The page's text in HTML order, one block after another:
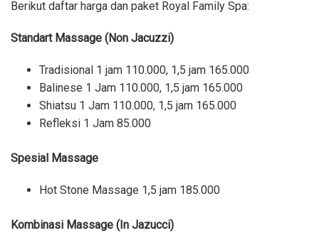
Berikut daftar harga dan paket Royal Family Spa:
Standart Massage (Non Jacuzzi)
Tradisional 1 jam 110.000, 1,5 jam 165.000
Balinese 1 Jam 110.000, 1,5 jam 165.000
Shiatsu 1 Jam 110.000, 1,5 jam 165.000
Refleksi 1 Jam 85.000
Spesial Massage
Hot Stone Massage 1,5 jam 185.000
Kombinasi Massage (In Jazucci)